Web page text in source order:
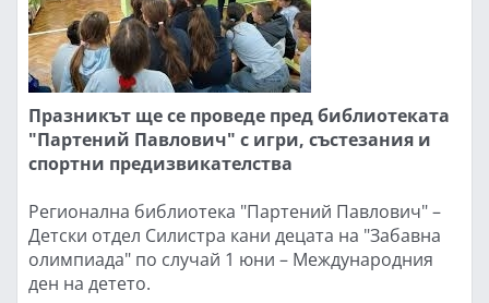
Празникът ще се проведе пред библиотеката
"Партений Павлович" с игри, състезания и
спортни предизвикателства
Регионална библиотека "Партений Павлович" –
Детски отдел Силистра кани децата на "Забавна
олимпиада" по случай 1 юни – Международния
ден на детето.